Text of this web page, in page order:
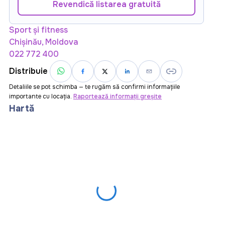
Revendică listarea gratuită
Sport și fitness
Chișinău, Moldova
022 772 400
Distribuie
Detaliile se pot schimba — te rugăm să confirmi informațiile
importante cu locația. Raportează informații greșite
Hartă